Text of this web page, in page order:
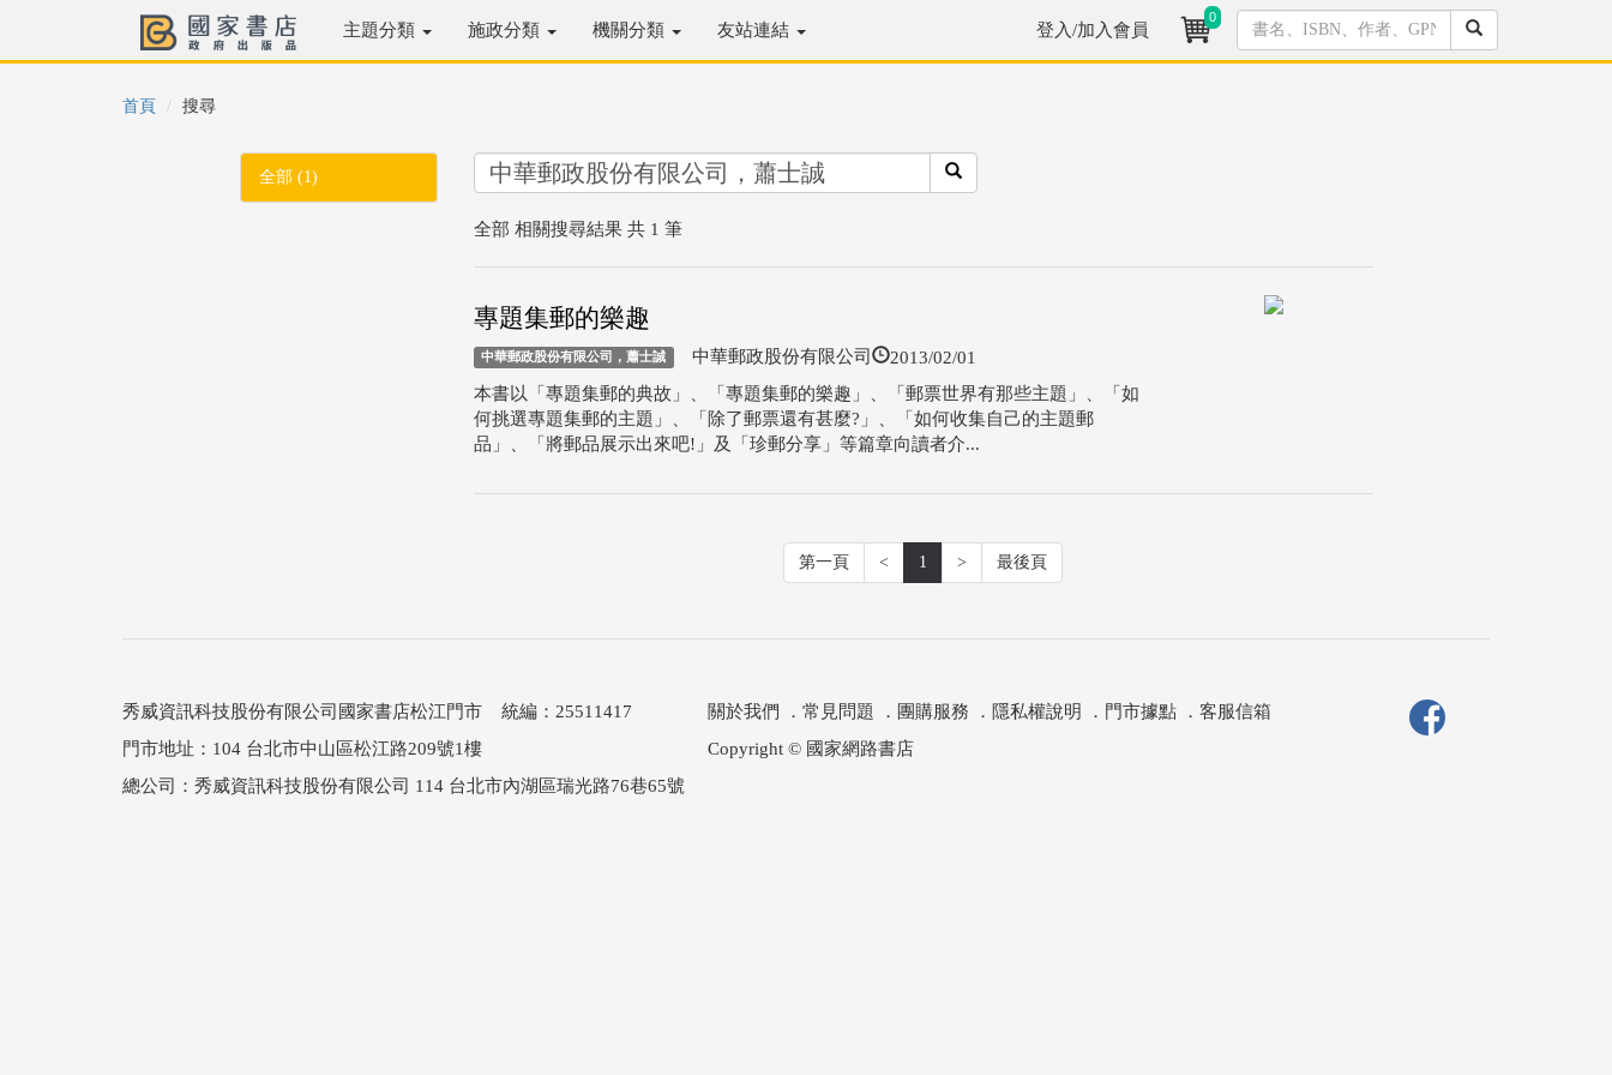
主題分類 施政分類 機關分類 友站連結 登入/加入會員
0
首頁 搜尋
全部 (1)
全部 相關搜尋結果 共 1 筆
專題集郵的樂趣
中華郵政股份有限公司，蕭士誠 中華郵政股份有限公司 2013/02/01
本書以「專題集郵的典故」、「專題集郵的樂趣」、「郵票世界有那些主題」、「如
何挑選專題集郵的主題」、「除了郵票還有甚麼?」、「如何收集自己的主題郵
品」、「將郵品展示出來吧!」及「珍郵分享」等篇章向讀者介...
第一頁 < 1 > 最後頁
秀威資訊科技股份有限公司國家書店松江門市 統編：25511417
門市地址：104 台北市中山區松江路209號1樓
關於我們 ． 常見問題 ． 團購服務 ． 隱私權說明 ． 門市據點． 客服信箱
Copyright © 國家網路書店
總公司：秀威資訊科技股份有限公司 114 台北市內湖區瑞光路76巷65號